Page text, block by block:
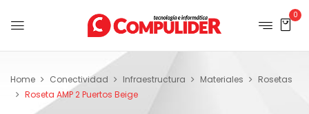
0
Home Conectividad Infraestructura Materiales
Rosetas
Roseta AMP 2 Puertos Beige